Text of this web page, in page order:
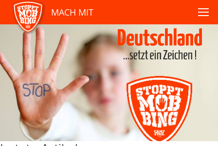
MACH MIT